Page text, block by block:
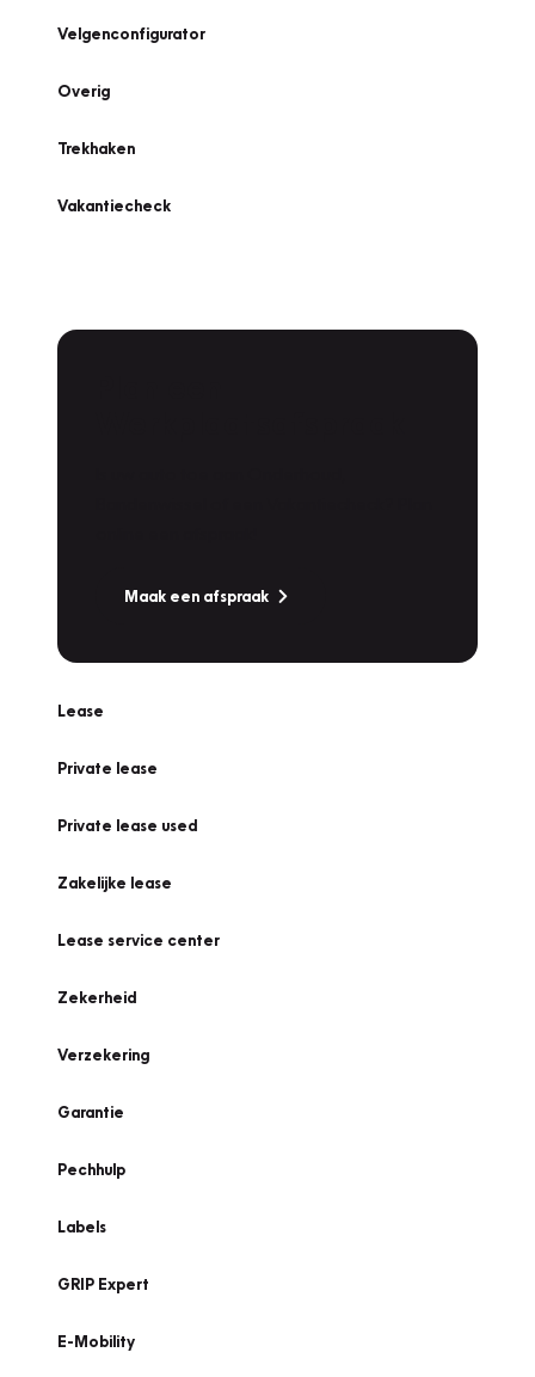
Velgenconfigurator
Overig
Trekhaken
Vakantiecheck
Maak een afspraak
Lease
Private lease
Private lease used
Zakelijke lease
Lease service center
Zekerheid
Verzekering
Garantie
Pechhulp
Labels
GRIP Expert
E-Mobility